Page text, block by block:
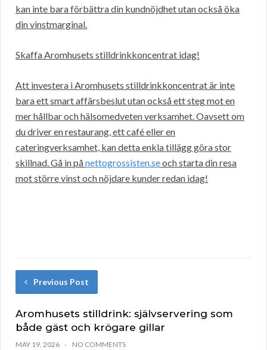
kan inte bara förbättra din kundnöjdhet utan också öka
din vinstmarginal.
Skaffa Aromhusets stilldrinkkoncentrat idag!
Att investera i Aromhusets stilldrinkkoncentrat är inte
bara ett smart affärsbeslut utan också ett steg mot en
mer hållbar och hälsomedveten verksamhet. Oavsett om
du driver en restaurang, ett café eller en
cateringverksamhet, kan detta enkla tillägg göra stor
skillnad. Gå in pånettogrossisten.seoch starta din resa
mot större vinst och nöjdare kunder redan idag!
Previous Post
Aromhusets stilldrink: självservering som
både gäst och krögare gillar
MAY 19, 2026 NO COMMENTS